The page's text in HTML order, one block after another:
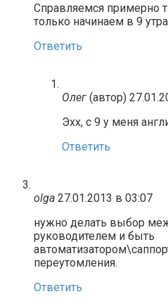
Справляемся примерно
только начинаем в 9
Ответить
Олег (автор)
Эхх, с 9 у меня
Ответить
olga 27.01.2013 в 03:07
нужно делать выбор
руководителем и быть
переутомления.
Ответить